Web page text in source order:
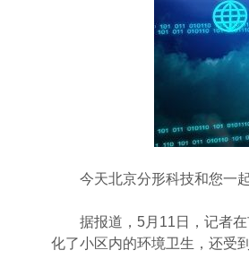
今天北京分形科技和您一起
据报道，5月11日，记者在
化了小区内的环境卫生，还受